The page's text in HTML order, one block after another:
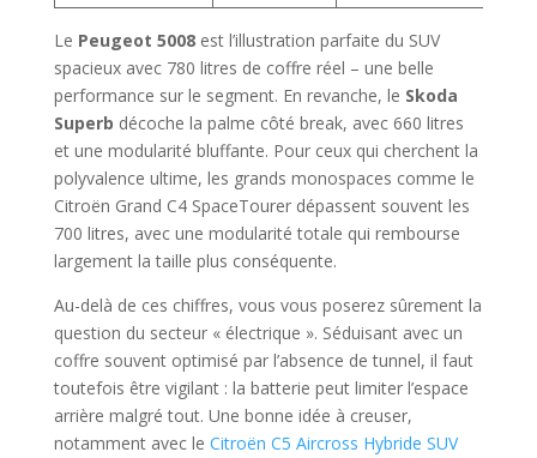
Le Peugeot 5008est l’illustration parfaite du SUV
spacieux avec 780 litres de coffre réel – une belle
performance sur le segment. En revanche, le Skoda
Superb décoche la palme côté break, avec 660 litres
et une modularité bluffante. Pour ceux qui cherchent la
polyvalence ultime, les grands monospaces comme le
Citroën Grand C4 SpaceTourer dépassent souvent les
700 litres, avec une modularité totale qui rembourse
largement la taille plus conséquente.
Au-delà de ces chiffres, vous vous poserez sûrement la
question du secteur « électrique ». Séduisant avec un
coffre souvent optimisé par l’absence de tunnel, il faut
toutefois être vigilant : la batterie peut limiter l’espace
arrière malgré tout. Une bonne idée à creuser,
notamment avec le Citroën C5 Aircross Hybride SUV